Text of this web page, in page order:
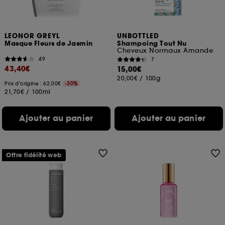
LEONOR GREYL
Masque Fleurs de Jasmin
49
43,40€
Prix d'origine : 62,00€ -30%
21,70€ / 100ml
Ajouter au panier
UNBOTTLED
Shampoing Tout Nu
Cheveux Normaux Amande
7
15,00€
20,00€ / 100g
Ajouter au panier
Offre fidélité web
pouvez personnaliser vos choix concernant le dépôt
de ces cookies grâce au bouton "personnaliser mes
navigation collectées par ces Cookies, pour les
finalités acceptées, avec les données personnelles
collectées ou générées lors de votre activité en ligne
ou en magasin. Pour refuser tous les cookies, cliques
sur "continuer sans accepter". Voous pouvez à tout
moment choisir de retirer votrte consentement. Si vous
souhaitez obtenir plus d'information sur les cookies
utilisés, cliquezici.